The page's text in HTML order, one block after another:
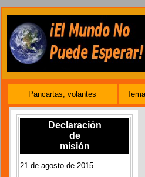
Pancartas, volantes
Declaración
de
misión
21 de agosto de 2015